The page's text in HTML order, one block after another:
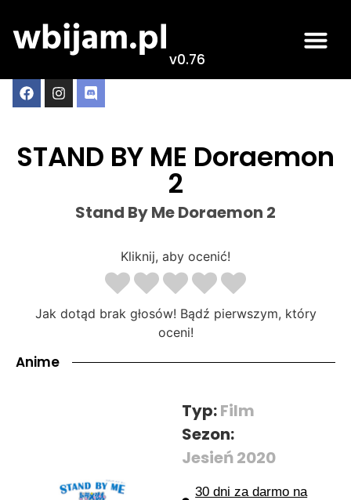
v0.76
STAND BY ME Doraemon
2
Stand By Me Doraemon 2
Kliknij, aby ocenić!
Jak dotąd brak głosów! Bądź pierwszym, który
oceni!
Anime
Typ:Film
Sezon:
Jesień 2020
30 dni za darmo na